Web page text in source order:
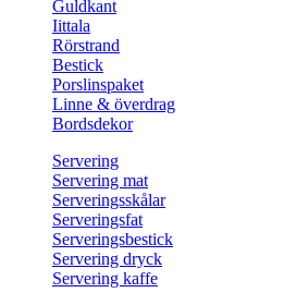
Guldkant
Iittala
Rörstrand
Bestick
Porslinspaket
Linne & överdrag
Bordsdekor
Servering
Servering mat
Serveringsskålar
Serveringsfat
Serveringsbestick
Servering dryck
Servering kaffe